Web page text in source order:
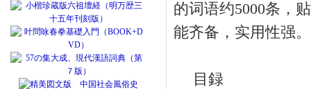
的词语约5000条，
能齐备，实用性强。
目録